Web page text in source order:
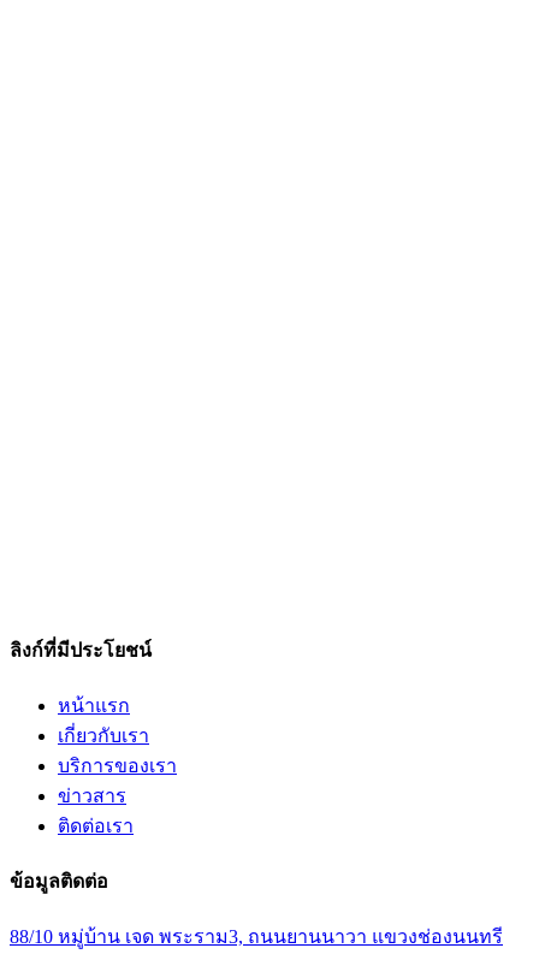
ลิงก์ที่มีประโยชน์
หน้าแรก
เกี่ยวกับเรา
บริการของเรา
ข่าวสาร
ติดต่อเรา
ข้อมูลติดต่อ
88/10 หมู่บ้าน เจด พระราม3, ถนนยานนาวา แขวงช่องนนทรี